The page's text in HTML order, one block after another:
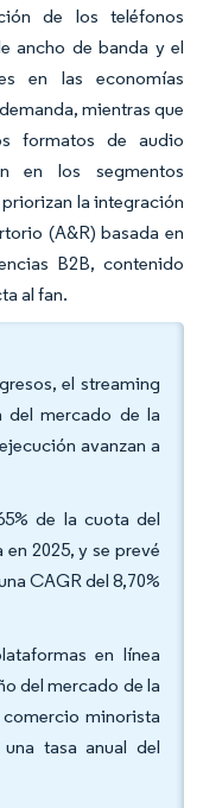
de los teléfonos
ancho de banda y el
en las economías
mientras que
formatos de audio
en los segmentos
la integración
(A&R) basada en
B2B, contenido
al fan.
el streaming
del mercado de la
avanzan a
de la cuota del
2025, y se prevé
CAGR del 8,70%
en línea
del mercado de la
minorista
tasa anual del